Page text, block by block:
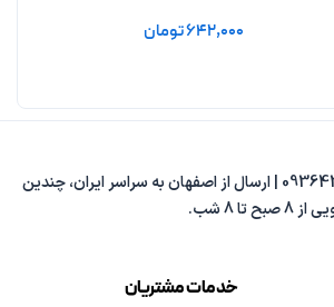
642,000تومان
تلفن پشتیبانی: 09364368365 | ارسال از اصفهان به سراسر ایران، چندین
8 شب.
خدمات مشتریان